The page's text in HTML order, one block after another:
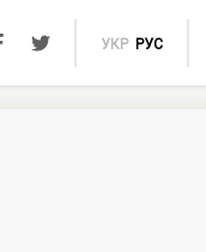
УКР РУС